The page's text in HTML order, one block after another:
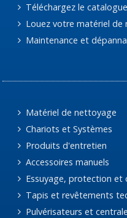
Téléchargez le
Louez votre matériel de
Maintenance et
Matériel de nettoyage
Chariots et Systèmes
Produits d'entretien
Accessoires manuels
Essuyage, protection et
Tapis et revêtements
Pulvérisateurs et